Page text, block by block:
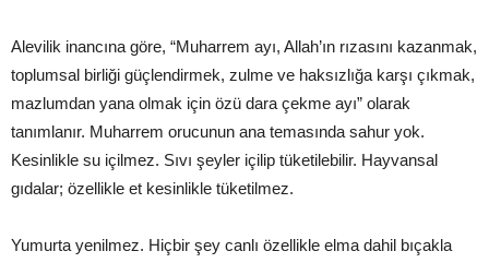
Alevilik inancına göre, “Muharrem ayı, Allah’ın rızasını kazanmak,
toplumsal birliği güçlendirmek, zulme ve haksızlığa karşı çıkmak,
mazlumdan yana olmak için özü dara çekme ayı” olarak
tanımlanır. Muharrem orucunun ana temasında sahur yok.
Kesinlikle su içilmez. Sıvı şeyler içilip tüketilebilir. Hayvansal
gıdalar; özellikle et kesinlikle tüketilmez.
Yumurta yenilmez. Hiçbir şey canlı özellikle elma dahil bıçakla